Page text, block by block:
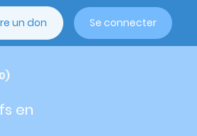
un don Se connecter
en